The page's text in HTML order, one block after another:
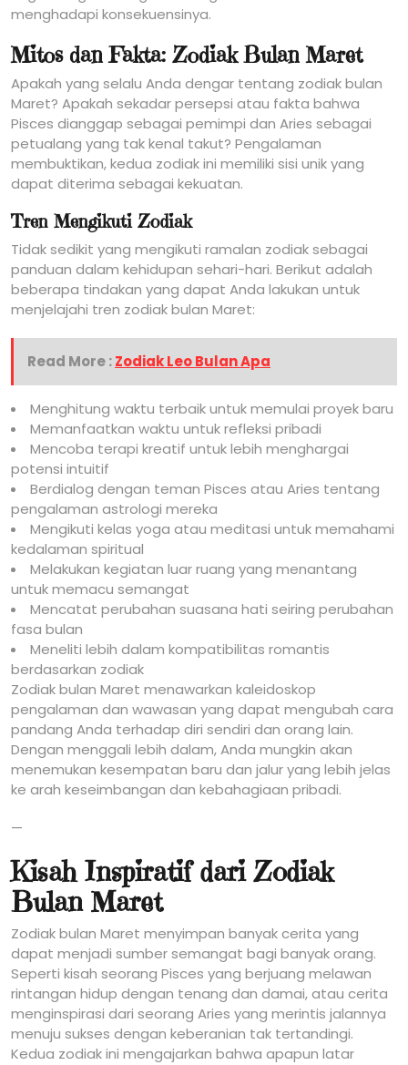
menghadapi konsekuensinya.
Mitos dan Fakta: Zodiak Bulan Maret
Apakah yang selalu Anda dengar tentang zodiak bulan
Maret? Apakah sekadar persepsi atau fakta bahwa
Pisces dianggap sebagai pemimpi dan Aries sebagai
petualang yang tak kenal takut? Pengalaman
membuktikan, kedua zodiak ini memiliki sisi unik yang
dapat diterima sebagai kekuatan.
Tren Mengikuti Zodiak
Tidak sedikit yang mengikuti ramalan zodiak sebagai
panduan dalam kehidupan sehari-hari. Berikut adalah
beberapa tindakan yang dapat Anda lakukan untuk
menjelajahi tren zodiak bulan Maret:
Read More :Zodiak Leo Bulan Apa
Menghitung waktu terbaik untuk memulai proyek baru
Memanfaatkan waktu untuk refleksi pribadi
Mencoba terapi kreatif untuk lebih menghargai
potensi intuitif
Berdialog dengan teman Pisces atau Aries tentang
pengalaman astrologi mereka
Mengikuti kelas yoga atau meditasi untuk memahami
kedalaman spiritual
Melakukan kegiatan luar ruang yang menantang
untuk memacu semangat
Mencatat perubahan suasana hati seiring perubahan
fasa bulan
Meneliti lebih dalam kompatibilitas romantis
berdasarkan zodiak
Zodiak bulan Maret menawarkan kaleidoskop
pengalaman dan wawasan yang dapat mengubah cara
pandang Anda terhadap diri sendiri dan orang lain.
Dengan menggali lebih dalam, Anda mungkin akan
menemukan kesempatan baru dan jalur yang lebih jelas
ke arah keseimbangan dan kebahagiaan pribadi.
—
Kisah Inspiratif dari Zodiak
Bulan Maret
Zodiak bulan Maret menyimpan banyak cerita yang
dapat menjadi sumber semangat bagi banyak orang.
Seperti kisah seorang Pisces yang berjuang melawan
rintangan hidup dengan tenang dan damai, atau cerita
menginspirasi dari seorang Aries yang merintis jalannya
menuju sukses dengan keberanian tak tertandingi.
Kedua zodiak ini mengajarkan bahwa apapun latar